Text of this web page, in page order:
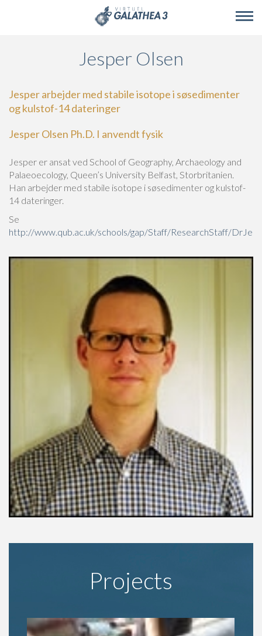
Jesper Olsen
Jesper arbejder med stabile isotope i søsedimenter
og kulstof-14 dateringer
Jesper Olsen Ph.D. I anvendt fysik
Jesper er ansat ved School of Geography, Archaeology and
Palaeoecology, Queen’s University Belfast, Storbritanien.
Han arbejder med stabile isotope i søsedimenter og kulstof-
14 dateringer.
Se
http://www.qub.ac.uk/schools/gap/Staff/ResearchStaff/
Projects